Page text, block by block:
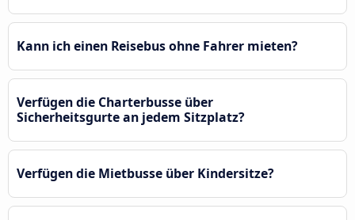
Kann ich einen Reisebus ohne Fahrer mieten?
Verfügen die Charterbusse über
Sicherheitsgurte an jedem Sitzplatz?
Verfügen die Mietbusse über Kindersitze?